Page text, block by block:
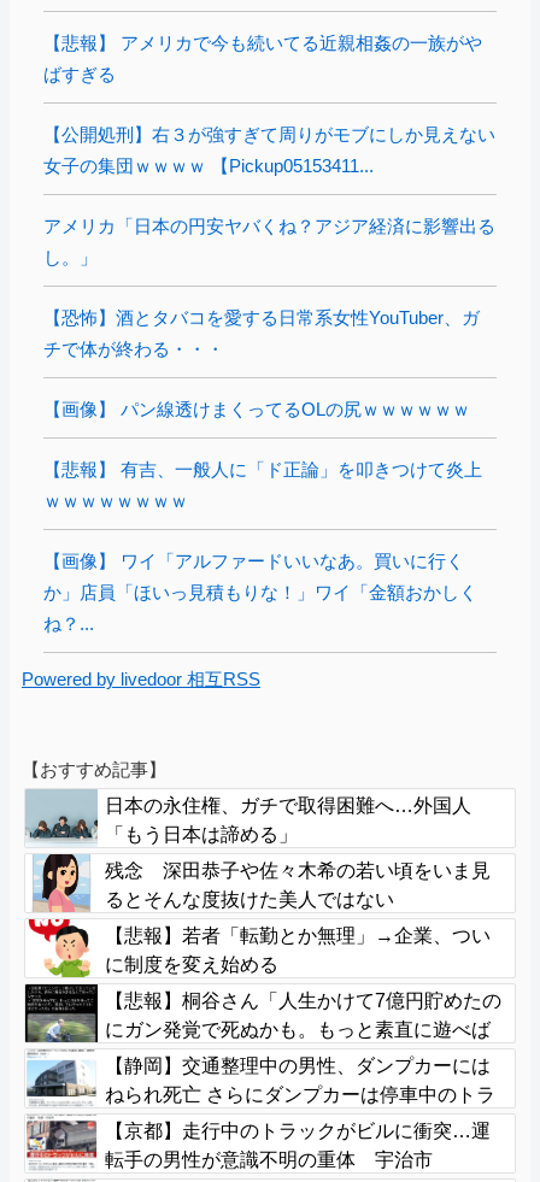
【悲報】 アメリカで今も続いてる近親相姦の一族がや
ばすぎる
【公開処刑】右３が強すぎて周りがモブにしか見えない
女子の集団ｗｗｗｗ 【Pickup05153411...
アメリカ「日本の円安ヤバくね？アジア経済に影響出る
し。」
【恐怖】酒とタバコを愛する日常系女性YouTuber、ガ
チで体が終わる・・・
【画像】 パン線透けまくってるOLの尻ｗｗｗｗｗｗ
【悲報】 有吉、一般人に「ド正論」を叩きつけて炎上
ｗｗｗｗｗｗｗｗ
【画像】 ワイ「アルファードいいなあ。買いに行く
か」店員「ほいっ見積もりな！」ワイ「金額おかしく
ね？...
Powered by livedoor 相互RSS
【おすすめ記事】
日本の永住権、ガチで取得困難へ…外国人
「もう日本は諦める」
残念 深田恭子や佐々木希の若い頃をいま見
るとそんな度抜けた美人ではない
【悲報】若者「転勤とか無理」→企業、つい
に制度を変え始める
【悲報】桐谷さん「人生かけて7億円貯めたの
にガン発覚で死ぬかも。もっと素直に遊べば
よかった」後悔の涙
【静岡】交通整理中の男性、ダンプカーには
ねられ死亡 さらにダンプカーは停車中のトラ
ック2台にも衝突=裾野市
【京都】走行中のトラックがビルに衝突…運
転手の男性が意識不明の重体 宇治市